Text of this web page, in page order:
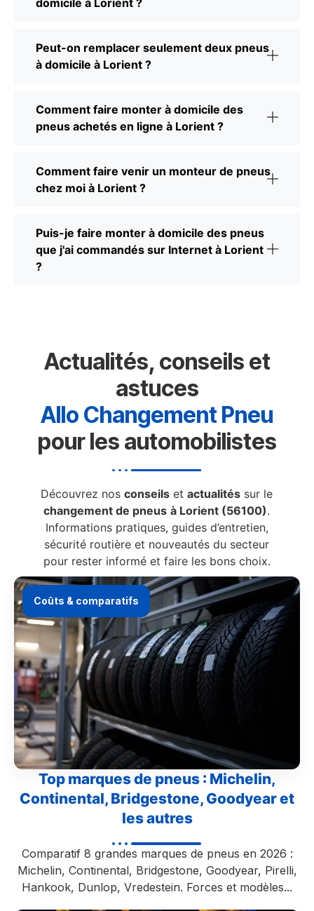
domicile à Lorient ?
Peut-on remplacer seulement deux pneus
à domicile à Lorient ?
Comment faire monter à domicile des
pneus achetés en ligne à Lorient ?
Comment faire venir un monteur de pneus
chez moi à Lorient ?
Puis-je faire monter à domicile des pneus
que j'ai commandés sur Internet à Lorient
?
Actualités, conseils et
astuces
Allo Changement Pneu
pour les automobilistes
Découvrez nosconseils etactualités sur le
changement de pneus à Lorient (56100).
Informations pratiques, guides d’entretien,
sécurité routière et nouveautés du secteur
pour rester informé et faire les bons choix.
Coûts & comparatifs
Top marques de pneus : Michelin,
Continental, Bridgestone, Goodyear et
les autres
Comparatif 8 grandes marques de pneus en 2026 :
Michelin, Continental, Bridgestone, Goodyear, Pirelli,
Hankook, Dunlop, Vredestein. Forces et modèles...